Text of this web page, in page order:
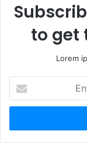
to get
Lorem
your
Email